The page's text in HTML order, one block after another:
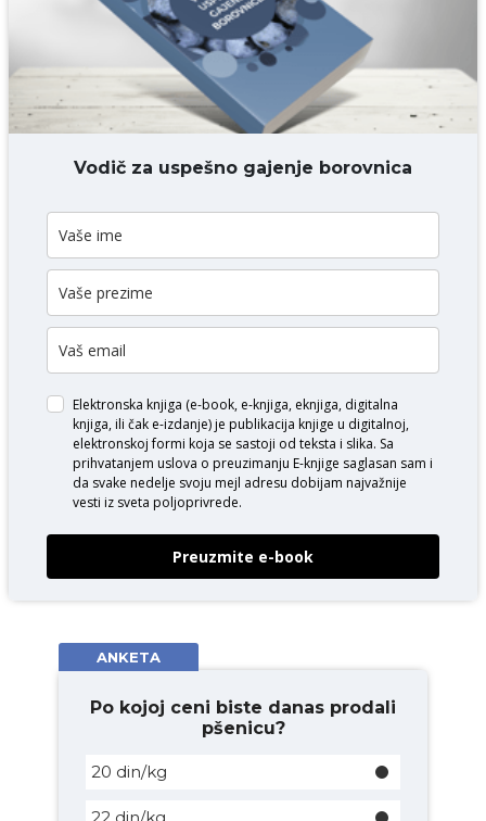
DODAJ KOMENTAR
Vodič za uspešno gajenje borovnica
Elektronska knjiga (e-book, e-knjiga, eknjiga, digitalna
knjiga, ili čak e-izdanje) je publikacija knjige u digitalnoj,
elektronskoj formi koja se sastoji od teksta i slika. Sa
prihvatanjem uslova o preuzimanju E-knjige saglasan sam i
da svake nedelje svoju mejl adresu dobijam najvažnije
vesti iz sveta poljoprivrede.
Preuzmite e-book
ANKETA
Po kojoj ceni biste danas prodali
pšenicu?
20 din/kg